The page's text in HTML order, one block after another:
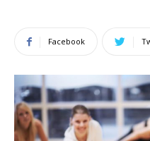
Facebook